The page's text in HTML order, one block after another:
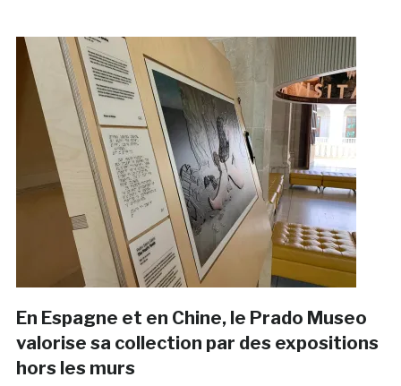
En Espagne et en Chine, le Prado Museo
valorise sa collection par des expositions
hors les murs